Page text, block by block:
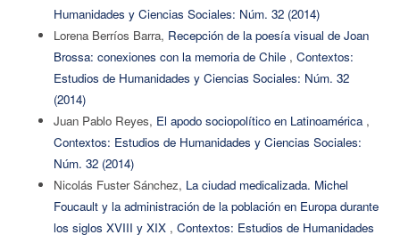
Humanidades y Ciencias Sociales: Núm. 32 (2014)
Lorena Berríos Barra, Recepción de la poesía visual de Joan
Brossa: conexiones con la memoria de Chile , Contextos:
Estudios de Humanidades y Ciencias Sociales: Núm. 32
(2014)
Juan Pablo Reyes, El apodo sociopolítico en Latinoamérica ,
Contextos: Estudios de Humanidades y Ciencias Sociales:
Núm. 32 (2014)
Nicolás Fuster Sánchez, La ciudad medicalizada. Michel
Foucault y la administración de la población en Europa durante
los siglos XVIII y XIX , Contextos: Estudios de Humanidades